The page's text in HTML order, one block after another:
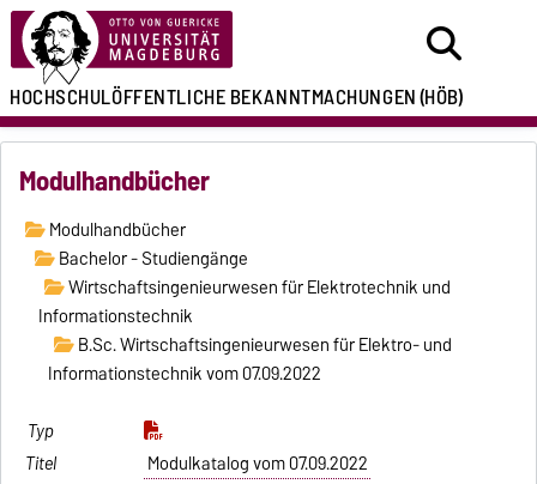
HOCHSCHULÖFFENTLICHEBEKANNTMACHUNGEN(HÖB)
Modulhandbücher
Modulhandbücher
Bachelor - Studiengänge
Wirtschaftsingenieurwesen für Elektrotechnik und
Informationstechnik
B.Sc. Wirtschaftsingenieurwesen für Elektro- und
Informationstechnik vom 07.09.2022
Modulkatalog vom 07.09.2022